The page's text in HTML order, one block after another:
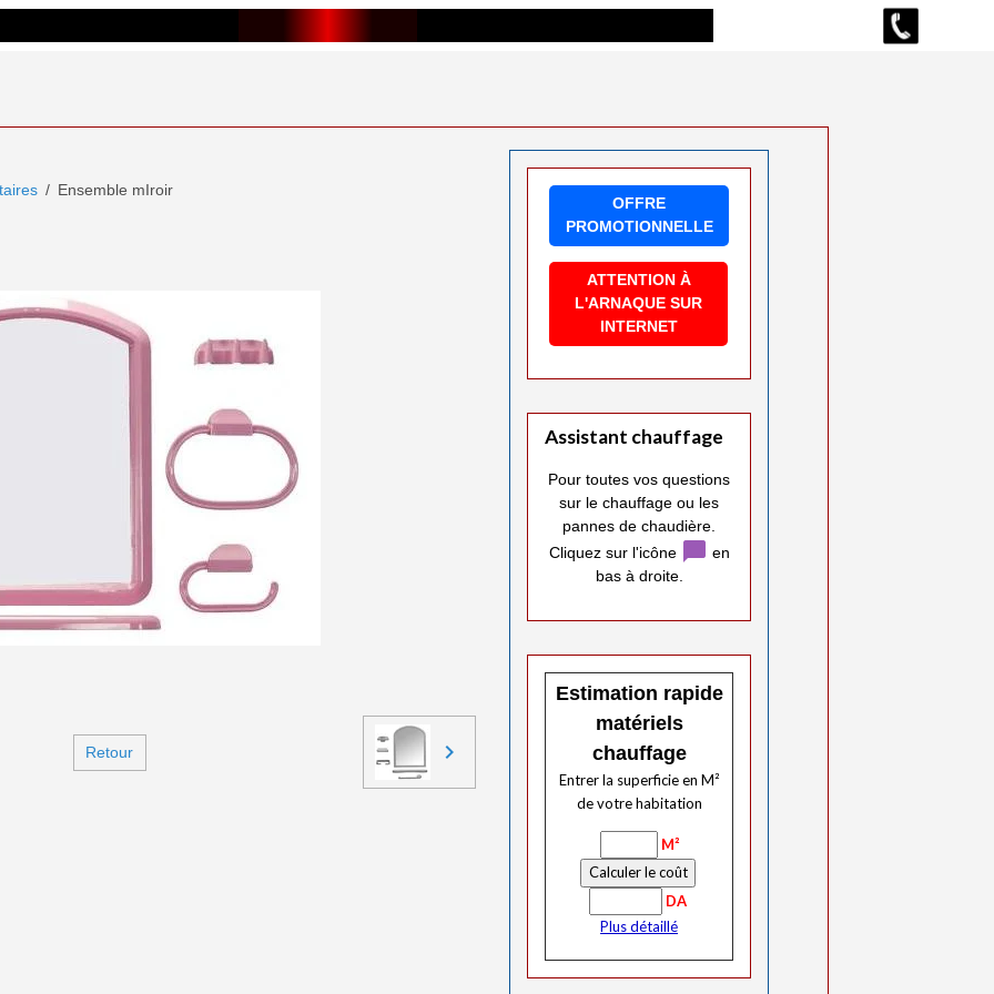
Ensemble mIroir
Retour
OFFRE
PROMOTIONNELLE
ATTENTION À
L'ARNAQUE SUR
INTERNET
Assistant chauffage
Pour toutes vos questions
sur le chauffage ou les
pannes de chaudière.
Cliquez sur l'icône
chat_bubble en
bas à droite.
Estimation rapide
matériels
chauffage
Entrer la superficie en M²
de votre habitation
M²
DA
Plus détaillé